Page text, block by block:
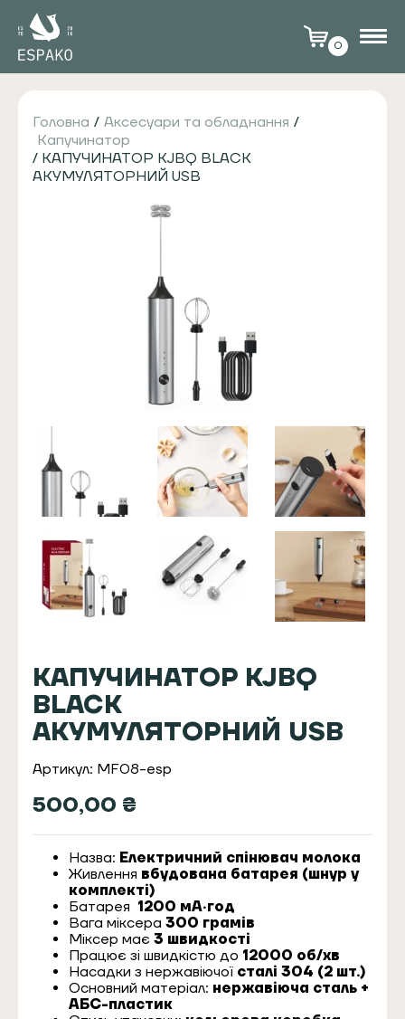
0
Головна / Аксесуари та обладнання /
Капучинатор
/ КАПУЧИНАТОР KJBQ BLACK
АКУМУЛЯТОРНИЙ USB
КАПУЧИНАТОР KJBQ
BLACK
АКУМУЛЯТОРНИЙ USB
Артикул: MF08-esp
500,00 ₴
Назва: Електричний спінювач молока
Живлення вбудована батарея (шнур у
комплекті)
Батарея 1200 мА·год
Вага міксера 300 грамів
Міксер має 3 швидкості
Працює зі швидкістю до 12000 об/хв
Насадки з нержавіючої сталі 304 (2 шт.)
Основний матеріал: нержавіюча сталь +
АБС-пластик